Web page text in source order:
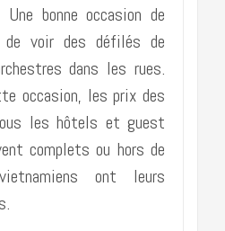
bonne occasion de
voir des défilés de
dans les rues.
occasion, les prix des
les hôtels et guest
complets ou hors de
ont leurs